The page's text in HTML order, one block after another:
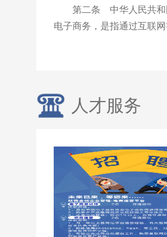
第二条 中华人民共和
电子商务，是指通过互联
创新商业模式，促进电子
设，营造有利于电子商务
人才服务